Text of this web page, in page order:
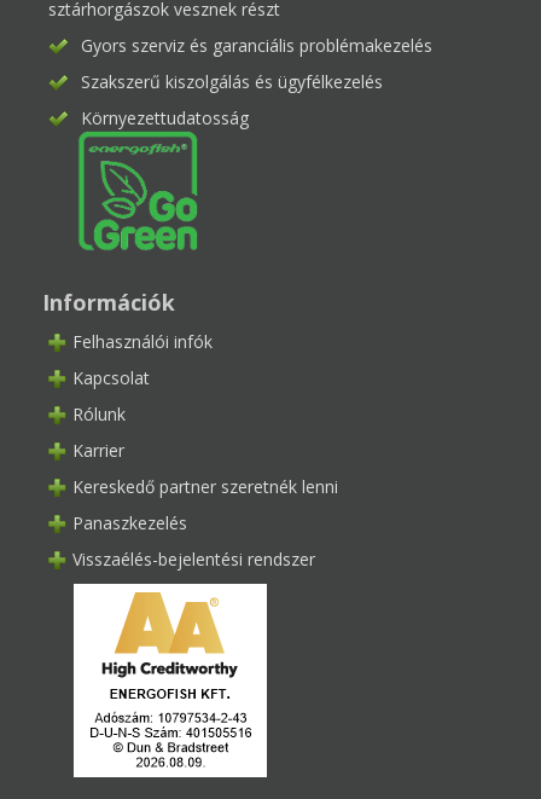
sztárhorgászok vesznek részt
Gyors szerviz és garanciális problémakezelés
Szakszerű kiszolgálás és ügyfélkezelés
Környezettudatosság
Információk
Felhasználói infók
Kapcsolat
Rólunk
Karrier
Kereskedő partner szeretnék lenni
Panaszkezelés
Visszaélés-bejelentési rendszer